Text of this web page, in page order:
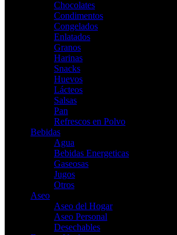
Chocolates
Condimentos
Congelados
Enlatados
Granos
Harinas
Snacks
Huevos
Lácteos
Salsas
Pan
Refrescos en Polvo
Bebidas
Agua
Bebidas Energeticas
Gaseosas
Jugos
Otros
Aseo
Aseo del Hogar
Aseo Personal
Desechables